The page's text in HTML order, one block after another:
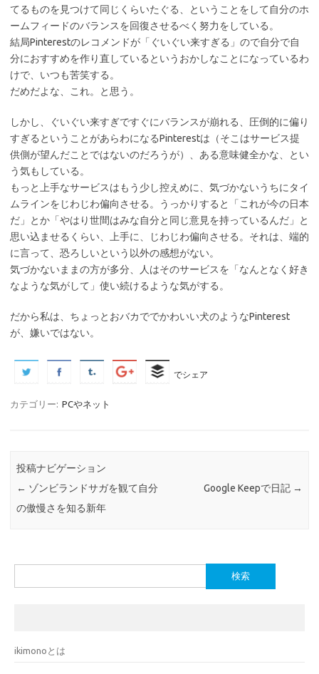
てるものを見つけて同じくらいたぐる、ということをして自分のホ
ームフィードのバランスを回復させるべく努力をしている。
結局Pinterestのレコメンドが「ぐいぐい来すぎる」ので自分で自
分におすすめを作り直しているというおかしなことになっているわ
けで、いつも苦笑する。
だめだよな、これ。と思う。
しかし、ぐいぐい来すぎですぐにバランスが崩れる、圧倒的に偏り
すぎるということがあらわになるPinterestは（そこはサービス提
供側が望んだことではないのだろうが）、ある意味健全かな、とい
う気もしている。
もっと上手なサービスはもう少し控えめに、気づかないうちにタイ
ムラインをじわじわ偏向させる。うっかりすると「これが今の日本
だ」とか「やはり世間はみな自分と同じ意見を持っているんだ」と
思い込ませるくらい、上手に、じわじわ偏向させる。それは、端的
に言って、恐ろしいという以外の感想がない。
気づかないままの方が多分、人はそのサービスを「なんとなく好き
なような気がして」使い続けるような気がする。
だから私は、ちょっとおバカででかわいい犬のようなPinterest
が、嫌いではない。
でシェア
カテゴリー: PCやネット
投稿ナビゲーション
← ゾンビランドサガを観て自分
の傲慢さを知る新年
Google Keepで日記 →
索:
ikimonoとは